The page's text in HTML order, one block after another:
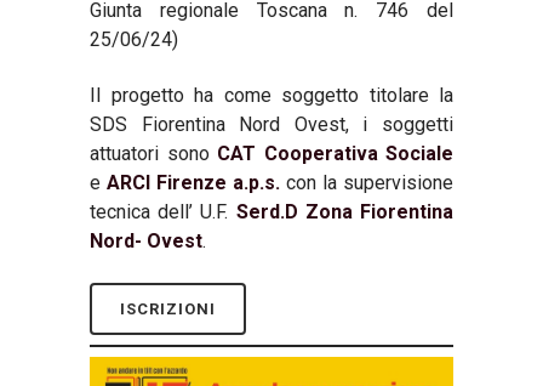
Giunta regionale Toscana n. 746 del
25/06/24)
Il progetto ha come soggetto titolare la
SDS Fiorentina Nord Ovest, i soggetti
attuatori sono CAT Cooperativa Sociale
e ARCI Firenze a.p.s. con la supervisione
tecnica dell’ U.F. Serd.D Zona Fiorentina
Nord- Ovest.
ISCRIZIONI